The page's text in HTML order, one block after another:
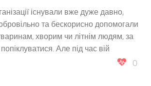
існували вже дуже давно,
та бескорисно допомогали
хворим чи літнім людям, за
Але під час вій
0